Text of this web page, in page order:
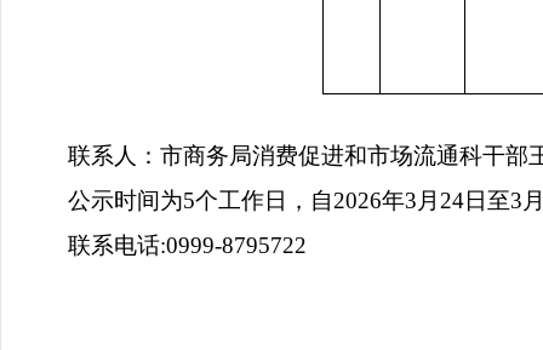
联系 人：市商务局消费促进和市场流通科干部
公示时间为5个工作日，自2026年3 月 24日至3
联系电话:0999-8795722